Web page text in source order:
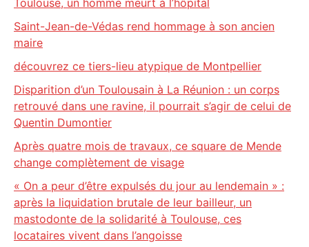
Toulouse, un homme meurt à l’hôpital
Saint-Jean-de-Védas rend hommage à son ancien
maire
découvrez ce tiers-lieu atypique de Montpellier
Disparition d’un Toulousain à La Réunion : un corps
retrouvé dans une ravine, il pourrait s’agir de celui de
Quentin Dumontier
Après quatre mois de travaux, ce square de Mende
change complètement de visage
« On a peur d’être expulsés du jour au lendemain » :
après la liquidation brutale de leur bailleur, un
mastodonte de la solidarité à Toulouse, ces
locataires vivent dans l’angoisse